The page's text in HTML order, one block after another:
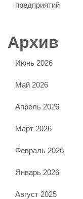
предприятий
Архив
Июнь 2026
Май 2026
Апрель 2026
Март 2026
Февраль 2026
Январь 2026
Август 2025